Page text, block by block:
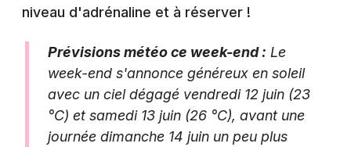
Actus au Puy-en-Velay
Magazine au Puy-en-Velay
niveau d'adrénaline et à réserver !
Prévisions météo ce week-end : Le
week-end s'annonce généreux en soleil
avec un ciel dégagé vendredi 12 juin (23
°C) et samedi 13 juin (26 °C), avant une
journée dimanche 14 juin un peu plus